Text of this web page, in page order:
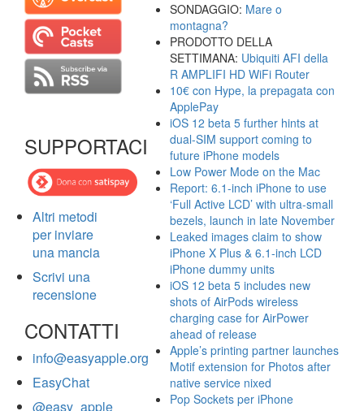
SUPPORTACI
Altri metodi
per inviare
una mancia
Scrivi una
recensione
CONTATTI
info@easyapple.org
EasyChat
@easy_apple
SONDAGGIO: Mare o
montagna?
PRODOTTO DELLA
SETTIMANA: Ubiquiti AFI della
R AMPLIFI HD WiFi Router
10€ con Hype, la prepagata con
ApplePay
iOS 12 beta 5 further hints at
dual-SIM support coming to
future iPhone models
Low Power Mode on the Mac
Report: 6.1-inch iPhone to use
‘Full Active LCD’ with ultra-small
bezels, launch in late November
Leaked images claim to show
iPhone X Plus & 6.1-inch LCD
iPhone dummy units
iOS 12 beta 5 includes new
shots of AirPods wireless
charging case for AirPower
ahead of release
Apple’s printing partner launches
Motif extension for Photos after
native service nixed
Pop Sockets per iPhone